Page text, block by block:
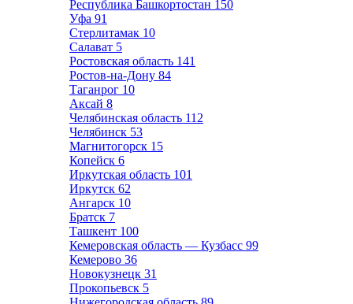
Республика Башкортостан 150
Уфа 91
Стерлитамак 10
Салават 5
Ростовская область 141
Ростов-на-Дону 84
Таганрог 10
Аксай 8
Челябинская область 112
Челябинск 53
Магнитогорск 15
Копейск 6
Иркутская область 101
Иркутск 62
Ангарск 10
Братск 7
Ташкент 100
Кемеровская область — Кузбасс 99
Кемерово 36
Новокузнецк 31
Прокопьевск 5